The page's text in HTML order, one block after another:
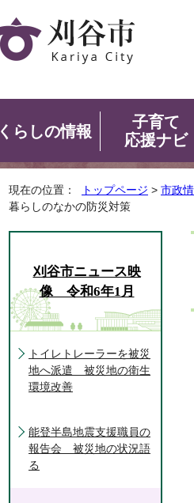
くらしの情報
子育て
応援ナビ
現在の位置： トップページ > 市政
暮らしのなかの防災対策
刈谷市ニュース映
像 令和6年1月
トイレトレーラーを被災
地へ派遣 被災地の衛生
環境改善
能登半島地震支援職員の
報告会 被災地の状況語
る